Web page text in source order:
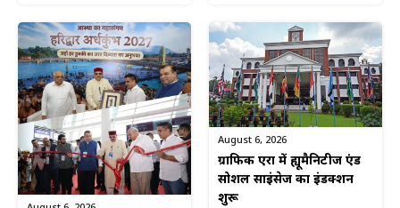
August 6, 2026
ग्राफिक एरा में ह्यूमैनिटीज एंड
सोशल साइंसेज का इंडक्शन
शुरू